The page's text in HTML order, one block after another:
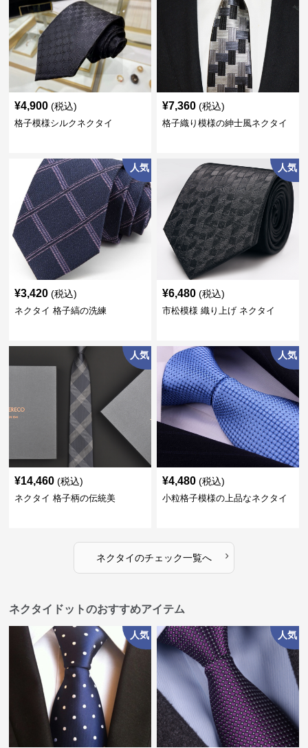
¥4,900 (税込)
格子模様シルクネクタイ
¥7,360 (税込)
格子織り模様の紳士風ネクタイ
人気
¥3,420 (税込)
ネクタイ 格子縞の洗練
人気
¥6,480 (税込)
市松模様 織り上げ ネクタイ
人気
¥14,460 (税込)
ネクタイ 格子柄の伝統美
人気
¥4,480 (税込)
小粒格子模様の上品なネクタイ
ネクタイのチェック一覧へ ›
ネクタイドットのおすすめアイテム
人気 人気